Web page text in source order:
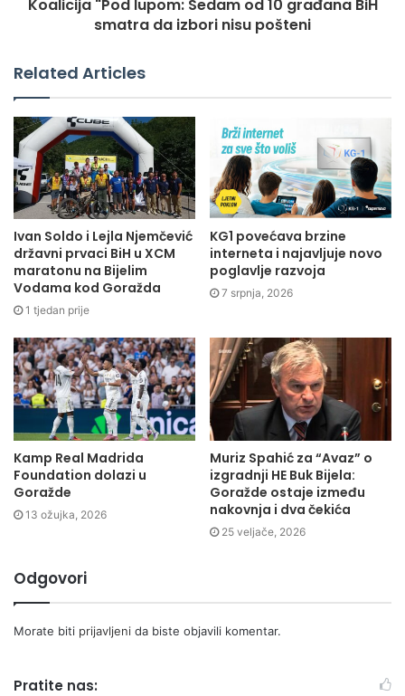
Koalicija "Pod lupom: Sedam od 10 građana BiH
smatra da izbori nisu pošteni
Related Articles
Ivan Soldo i Lejla Njemčević
državni prvaci BiH u XCM
maratonu na Bijelim
Vodama kod Goražda
1 tjedan prije
KG1 povećava brzine
interneta i najavljuje novo
poglavlje razvoja
7 srpnja, 2026
Kamp Real Madrida
Foundation dolazi u
Goražde
13 ožujka, 2026
Muriz Spahić za “Avaz” o
izgradnji HE Buk Bijela:
Goražde ostaje između
nakovnja i dva čekića
25 veljače, 2026
Odgovori
Morate biti prijavljeni da biste objavili komentar.
Pratite nas: